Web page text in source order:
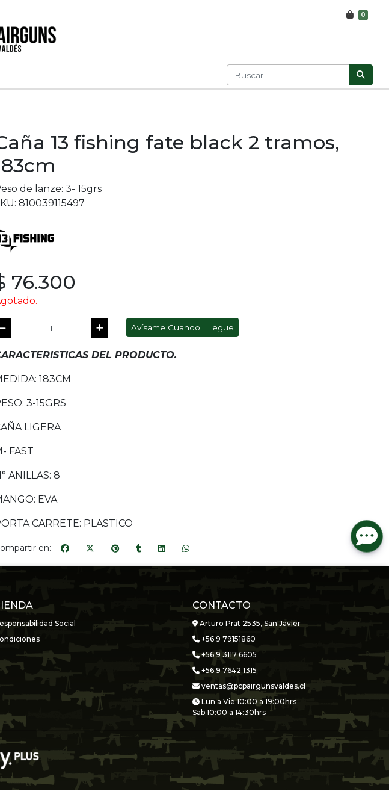
0
13 fishing fate black 2 tramos,
de lanze: 3- 15grs
810039115497
76.300
Avísame Cuando LLegue
DEL PRODUCTO.
183CM
3-15GRS
LIGERA
FAST
ANILLAS: 8
EVA
CARRETE: PLASTICO
en:
Social
CONTACTO
Arturo Prat 2535, San Javier
+56 9 79151860
+56 9 3117 6605
+56 9 7642 1315
ventas@pcpairgunsvaldes.cl
Lun a Vie 10:00 a 19:00hrs
Sab 10:00 a 14:30hrs